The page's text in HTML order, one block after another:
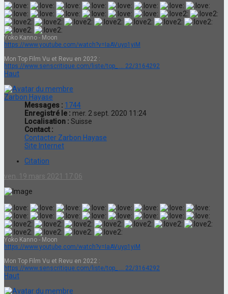
Yoko Kanno - Moon
https://www.youtube.com/watch?v=IaAVuyp1yiM
Mon Top Film Vu et Revu en 2022 :
https://www.senscritique.com/liste/top_ ... 22/3164292
Haut
Zarbon Hayase
Messages : 1744
Enregistré le : mer. 2 sept. 2020 11:24
Localisation : Suisse
Contact :
Contacter Zarbon Hayase
Site Internet
Citation
ven. 19 mars 2021 17:06
Yoko Kanno - Moon
https://www.youtube.com/watch?v=IaAVuyp1yiM
Mon Top Film Vu et Revu en 2022 :
https://www.senscritique.com/liste/top_ ... 22/3164292
Haut